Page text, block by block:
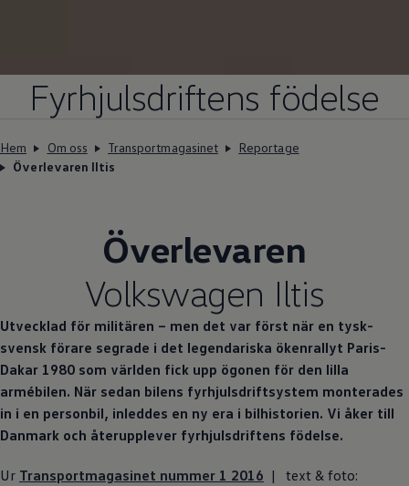
Fyrhjulsdriftens födelse
Hem Om oss Transportmagasinet
Reportage
Överlevaren Iltis
Överlevaren
Volkswagen Iltis
Utvecklad för militären – men det var först när en tysk-
svensk förare segrade i det legendariska ökenrallyt Paris-
Dakar 1980 som världen fick upp ögonen för den lilla
armébilen. När sedan bilens fyrhjulsdriftsystem monterades
in i en personbil, inleddes en ny era i bilhistorien. Vi åker till
Danmark och återupplever fyrhjulsdriftens födelse.
Ur Transportmagasinet nummer 1 2016 | text & foto: